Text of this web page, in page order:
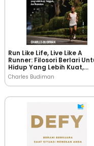
Run Like Life, Live Like A
Runner: Filosori Berlari
Hidup Yang Lebih Kuat,
Tangguh, Dan Bermakna
Charles Budiman